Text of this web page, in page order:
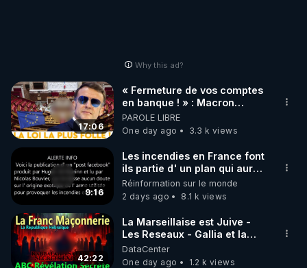
Why this ad?
17:06
« Fermeture de vos comptes
en banque ! » : Macron
impose une loi folle !
PAROLE LIBRE
One day ago
3.3 k views
9:16
Les incendies en France font
ils partie d' un plan qui aurait
débuté le 11 septembre 2001
?
Réinformation sur le monde
2 days ago
8.1 k views
42:22
La Marseillaise est Juive -
Les Reseaux - Gallia et la
France - Symbolisme
DataCenter
One day ago
1.2 k views